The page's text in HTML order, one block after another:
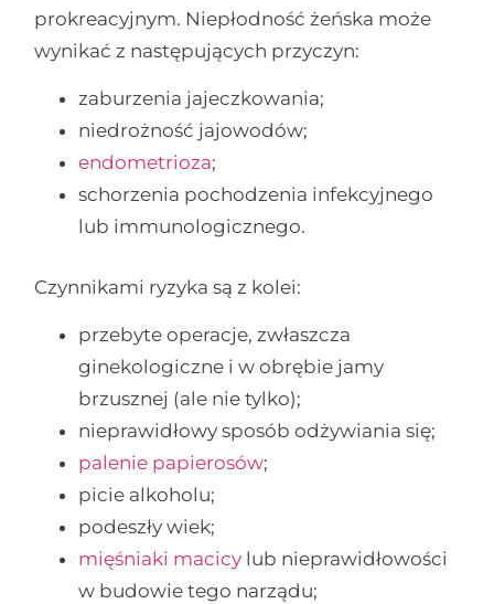
prokreacyjnym. Niepłodność żeńska może
wynikać z następujących przyczyn:
zaburzenia jajeczkowania;
niedrożność jajowodów;
endometrioza;
schorzenia pochodzenia infekcyjnego
lub immunologicznego.
Czynnikami ryzyka są z kolei:
przebyte operacje, zwłaszcza
ginekologiczne i w obrębie jamy
brzusznej (ale nie tylko);
nieprawidłowy sposób odżywiania się;
palenie papierosów;
picie alkoholu;
podeszły wiek;
mięśniaki macicy lub nieprawidłowości
w budowie tego narządu;